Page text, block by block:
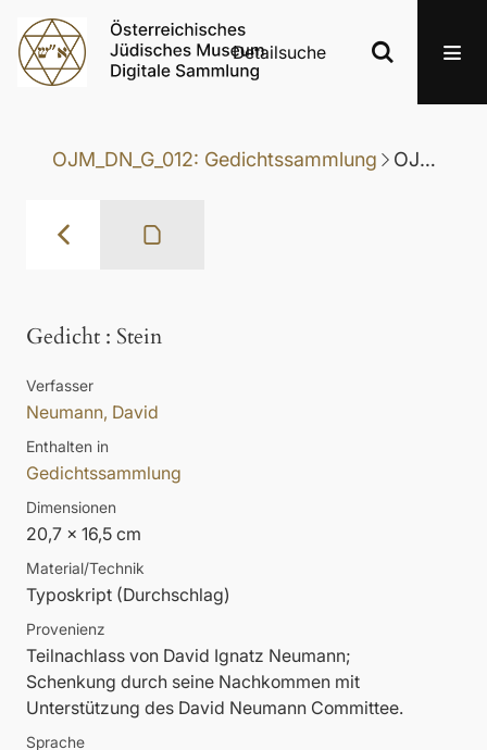
Detailsuche
OJM_DN_G_012: Gedichtssammlung OJM_DN_G_012-030: Gedicht
Gedicht : Stein
Verfasser
Neumann, David
Enthalten in
Gedichtssammlung
Dimensionen
20,7 x 16,5 cm
Material/Technik
Typoskript (Durchschlag)
Provenienz
Teilnachlass von David Ignatz Neumann;
Schenkung durch seine Nachkommen mit
Unterstützung des David Neumann Committee.
Sprache